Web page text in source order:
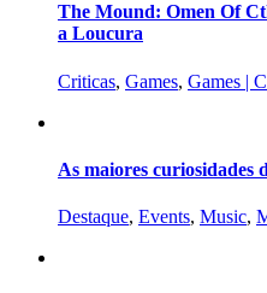
The Mound: Omen Of
a Loucura
Criticas, Games, Games |
As maiores curiosidades
Destaque, Events, Music,